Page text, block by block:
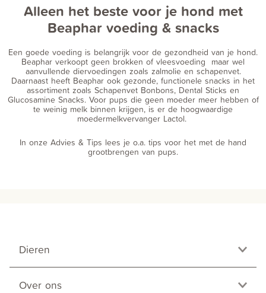
Alleen het beste voor je hond met
Beaphar voeding & snacks
Een goede voeding is belangrijk voor de gezondheid van je hond.
Beaphar verkoopt geen brokken of vleesvoeding maar wel
aanvullende diervoedingen zoals zalmolie en schapenvet.
Daarnaast heeft Beaphar ook gezonde, functionele snacks in het
assortiment zoals Schapenvet Bonbons, Dental Sticks en
Glucosamine Snacks. Voor pups die geen moeder meer hebben of
te weinig melk binnen krijgen, is er de hoogwaardige
moedermelkvervanger Lactol.
In onze Advies & Tips lees je o.a. tips voor het met de hand
grootbrengen van pups.
Dieren
Over ons